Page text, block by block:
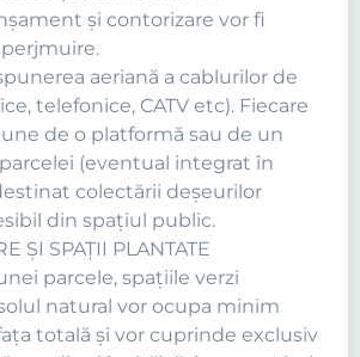
şi contorizare vor fi
aeriană a cablurilor de
telefonice, CATV etc). Fiecare
de o platformă sau de un
(eventual integrat în
colectării deşeurilor
din spaţiul public.
ŞI SPAŢII PLANTATE
parcele, spaţiile verzi
natural vor ocupa minim
totală şi vor cuprinde exclusiv